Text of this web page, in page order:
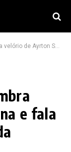
e fala sobre ter sido ignorada
e fala